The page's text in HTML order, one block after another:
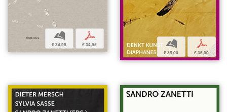
b
€ 34,95
p
€ 34,95 b
€ 35,00
p
€ 35,00